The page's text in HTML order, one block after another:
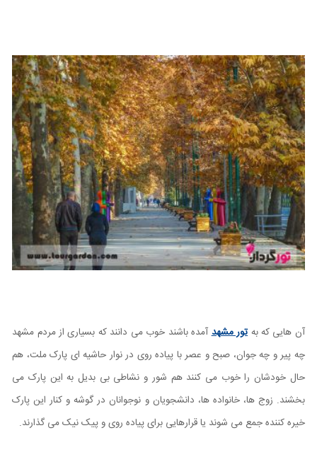
آن هایی که بهتور مشهدآمده باشند خوب می دانند که بسیاری از مردم مشهد
چه پیر و چه جوان، صبح و عصر با پیاده روی در نوار حاشیه ای پارک ملت، هم
حال خودشان را خوب می کنند هم شور و نشاطی بی بدیل به این پارک می
بخشند. زوج ها، خانواده ها، دانشجویان و نوجوانان در گوشه و کنار این پارک
خیره کننده جمع می شوند یا قرارهایی برای پیاده روی و پیک نیک می گذارند.